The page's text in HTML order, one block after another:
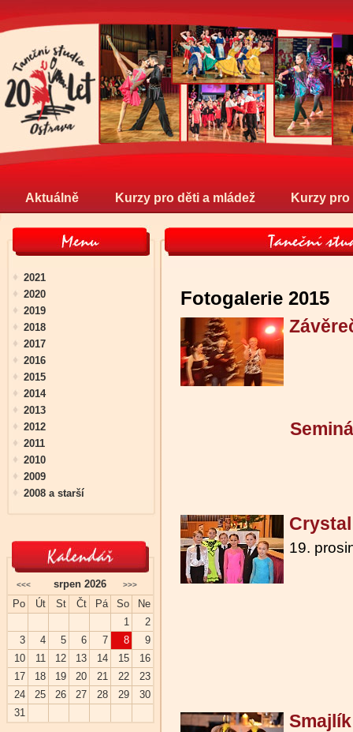
Aktuálně Kurzy pro děti a mládež Kurzy
Fotogalerie 2015
19.
2021
2020
2019
2018
2017
2016
2015
2014
2013
2012
2011
2010
2009
2008 a starší
<<< >>>
srpen 2026
Po
Út St Čt Pá So
Ne
1
2
3
4 5 6 7 8
9
10
11 12 13 14 15
16
17
18 19 20 21 22
23
24
25 26 27 28 29
30
31